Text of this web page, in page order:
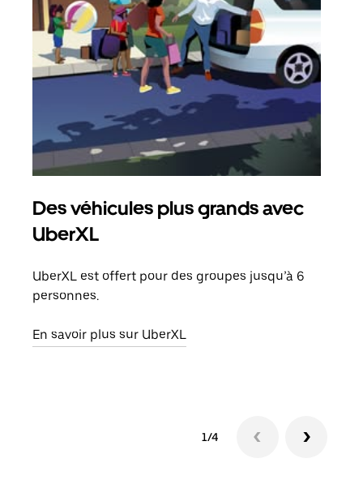
Des véhicules plus grands avec
UberXL
UberXL est offert pour des groupes jusqu’à 6
personnes.
En savoir plus sur UberXL
1/4